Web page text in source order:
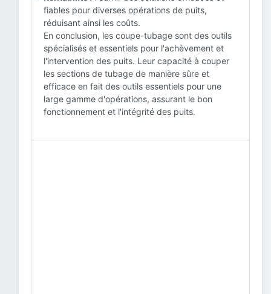
fiables pour diverses opérations de puits,
réduisant ainsi les coûts.
En conclusion, les coupe-tubage sont des outils
spécialisés et essentiels pour l'achèvement et
l'intervention des puits. Leur capacité à couper
les sections de tubage de manière sûre et
efficace en fait des outils essentiels pour une
large gamme d'opérations, assurant le bon
fonctionnement et l'intégrité des puits.